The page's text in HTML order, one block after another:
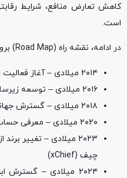
کاهش تعارض منافع، شرایط
است.
در ادامه، نقشه راه (Road Map) بروکر ایکس چیف را مشاهده می‌کنید:
۲۰۱۴ میلادی – آغاز فعالیت رسمی
۲۰۱۶ میلادی – توسعه زیرساخت‌ها و پلتفرم‌ها
۲۰۱۸ میلادی – گسترش جهانی و افتتاح دفاتر منطقه‌ای
۲۰۲۰ میلادی – معرفی حساب‌های ECN و خدمات بدون کمیسیون
چیف (xChief)
۲۰۲۴ میلادی – گسترش